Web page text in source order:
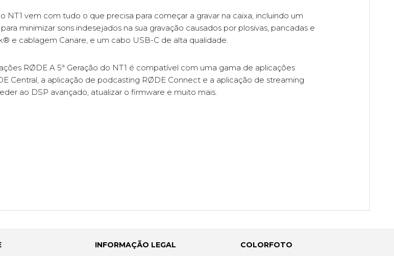
NT1 vem com tudo o que precisa para começar a gravar na caixa, incluindo um
minimizar sons indesejados na sua gravação causados por plosivas, pancadas e
e cablagem Canare, e um cabo USB-C de alta qualidade.
RØDE A 5ª Geração do NT1 é compatível com uma gama de aplicações
Central, a aplicação de podcasting RØDE Connect e a aplicação de streaming
ao DSP avançado, atualizar o firmware e muito mais.
INFORMAÇÃO LEGAL COLORFOTO